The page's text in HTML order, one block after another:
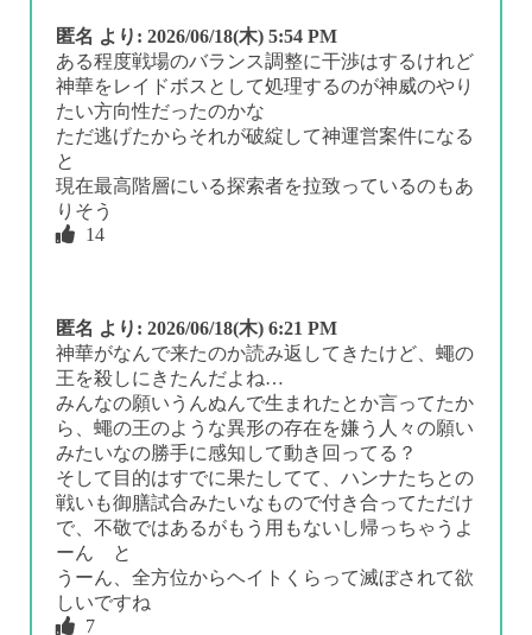
匿名 より: 2026/06/18(木) 5:54 PM
ある程度戦場のバランス調整に干渉はするけれど
神華をレイドボスとして処理するのが神威のやり
たい方向性だったのかな
ただ逃げたからそれが破綻して神運営案件になる
と
現在最高階層にいる探索者を拉致っているのもあ
りそう
14
匿名 より: 2026/06/18(木) 6:21 PM
神華がなんで来たのか読み返してきたけど、蠅の
王を殺しにきたんだよね…
みんなの願いうんぬんで生まれたとか言ってたか
ら、蠅の王のような異形の存在を嫌う人々の願い
みたいなの勝手に感知して動き回ってる？
そして目的はすでに果たしてて、ハンナたちとの
戦いも御膳試合みたいなもので付き合ってただけ
で、不敬ではあるがもう用もないし帰っちゃうよ
ーん と
うーん、全方位からヘイトくらって滅ぼされて欲
しいですね
7